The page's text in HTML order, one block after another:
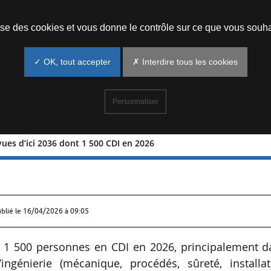
d’ici 2036 dont 1 500 CDI en 2026
prévues d’ici 2036 dont 1 500 CDI
le 16/04/2026 à 09:05
500 personnes en CDI en 2026, principalement
(mécanique, procédés, sûreté,
des cookies et vous donne le contrôle sur ce que vous
✓ OK, tout accepter ✗ Interdire tous les cookies
Personnaliser